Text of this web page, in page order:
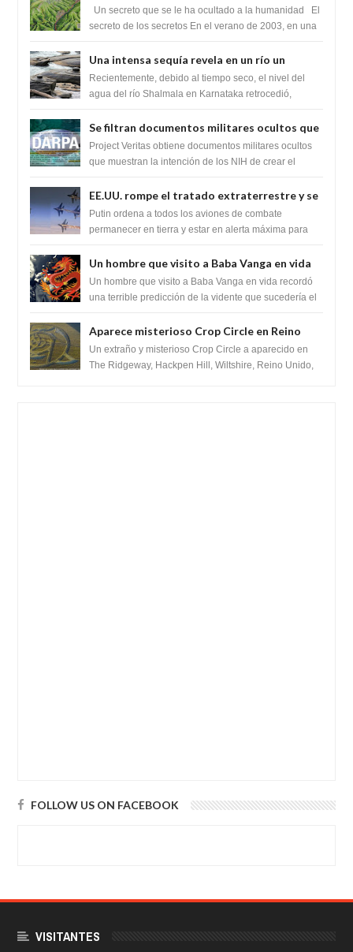
cambiaría por completo el destino de la
humanidad
Un secreto que se le ha ocultado a la humanidad El
secreto de los secretos En el verano de 2003, en una
Una intensa sequía revela en un río un
impresionante hallazgo de miles de Shiva
Lingas
Recientemente, debido al tiempo seco, el nivel del
agua del río Shalmala en Karnataka retrocedió,
Se filtran documentos militares ocultos que
muestran la intención de los NIH de crear el
SARS-CoV-2, utilizando la investigación de
Project Veritas obtiene documentos militares ocultos
que muestran la intención de los NIH de crear el
EE.UU. rompe el tratado extraterrestre y se
prepara para destruir el misterioso satélite
"Caballero Negro"
Putin ordena a todos los aviones de combate
permanecer en tierra y estar en alerta máxima para
Un hombre que visito a Baba Vanga en vida
recordó la terrible predicción de la vidente
para febrero de 2022.
Un hombre que visito a Baba Vanga en vida recordó
una terrible predicción de la vidente que sucedería el
Aparece misterioso Crop Circle en Reino
Unido 23 de junio 2016
Un extraño y misterioso Crop Circle a aparecido en
The Ridgeway, Hackpen Hill, Wiltshire, Reino Unido,
FOLLOW US ON FACEBOOK
VISITANTES